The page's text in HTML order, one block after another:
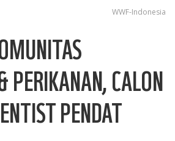
WWF-Indonesia
PERIKANAN, CALON
PENDAT